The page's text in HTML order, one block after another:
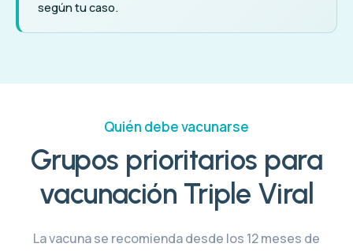
según tu caso.
Quién debe vacunarse
Grupos prioritarios para
vacunación Triple Viral
La vacuna se recomienda desde los 12 meses de